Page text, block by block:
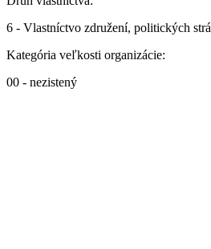
6 - Vlastníctvo združení, politických
Kategória veľkosti organizácie:
00 - nezistený